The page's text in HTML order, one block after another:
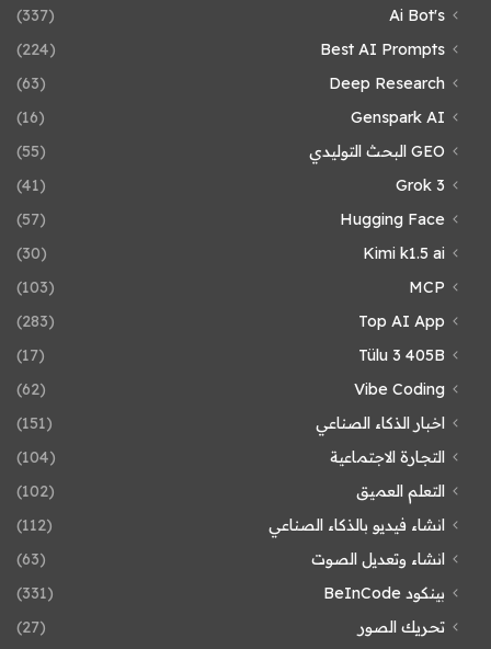
Ai Bot's
(337)
Best AI Prompts
(224)
Deep Research
(63)
Genspark AI
(16)
GEO البحث التوليدي
(55)
Grok 3
(41)
Hugging Face
(57)
Kimi k1.5 ai
(30)
MCP
(103)
Top AI App
(283)
Tülu 3 405B
(17)
Vibe Coding
(62)
اخبار الذكاء الصناعي
(151)
التجارة الاجتماعية
(104)
التعلم العميق
(102)
انشاء فيديو بالذكاء الصناعي
(112)
انشاء وتعديل الصوت
(63)
بينكود BeInCode
(331)
تحريك الصور
(27)